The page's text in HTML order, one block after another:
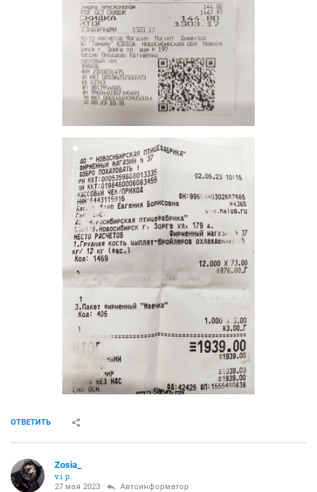
ОТВЕТИТЬ
Zosia_
v.i.p.
27 мая 2023 Автоинформатор